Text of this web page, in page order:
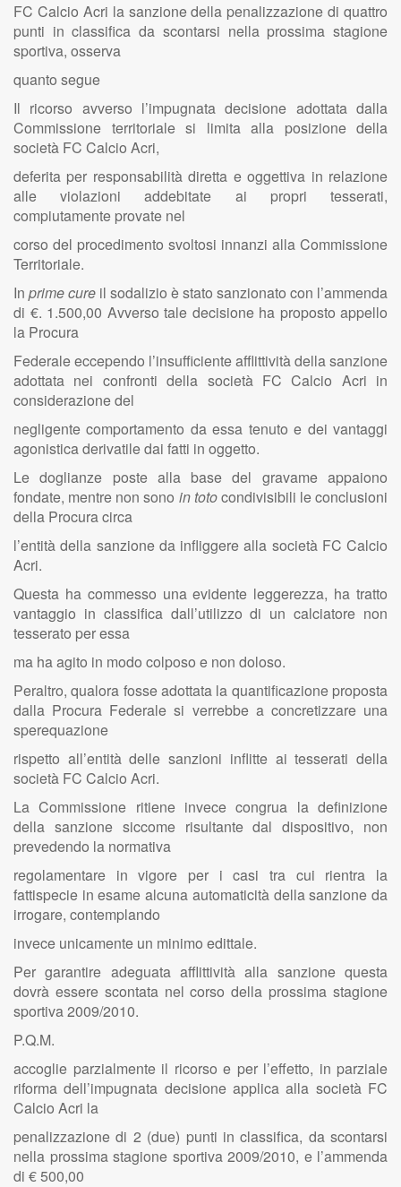
FC Calcio Acri la sanzione della penalizzazione di quattro
punti in classifica da scontarsi nella prossima stagione
sportiva, osserva
quanto segue
Il ricorso avverso l’impugnata decisione adottata dalla
Commissione territoriale si limita alla posizione della
società FC Calcio Acri,
deferita per responsabilità diretta e oggettiva in relazione
alle violazioni addebitate ai propri tesserati,
compiutamente provate nel
corso del procedimento svoltosi innanzi alla Commissione
Territoriale.
In prime cure il sodalizio è stato sanzionato con l’ammenda
di €. 1.500,00 Avverso tale decisione ha proposto appello
la Procura
Federale eccependo l’insufficiente afflittività della sanzione
adottata nei confronti della società FC Calcio Acri in
considerazione del
negligente comportamento da essa tenuto e dei vantaggi
agonistica derivatile dai fatti in oggetto.
Le doglianze poste alla base del gravame appaiono
fondate, mentre non sono in totocondivisibili le conclusioni
della Procura circa
l’entità della sanzione da infliggere alla società FC Calcio
Acri.
Questa ha commesso una evidente leggerezza, ha tratto
vantaggio in classifica dall’utilizzo di un calciatore non
tesserato per essa
ma ha agito in modo colposo e non doloso.
Peraltro, qualora fosse adottata la quantificazione proposta
dalla Procura Federale si verrebbe a concretizzare una
sperequazione
rispetto all’entità delle sanzioni inflitte ai tesserati della
società FC Calcio Acri.
La Commissione ritiene invece congrua la definizione
della sanzione siccome risultante dal dispositivo, non
prevedendo la normativa
regolamentare in vigore per i casi tra cui rientra la
fattispecie in esame alcuna automaticità della sanzione da
irrogare, contemplando
invece unicamente un minimo edittale.
Per garantire adeguata afflittività alla sanzione questa
dovrà essere scontata nel corso della prossima stagione
sportiva 2009/2010.
P.Q.M.
accoglie parzialmente il ricorso e per l’effetto, in parziale
riforma dell’impugnata decisione applica alla società FC
Calcio Acri la
penalizzazione di 2 (due) punti in classifica, da scontarsi
nella prossima stagione sportiva 2009/2010, e l’ammenda
di € 500,00